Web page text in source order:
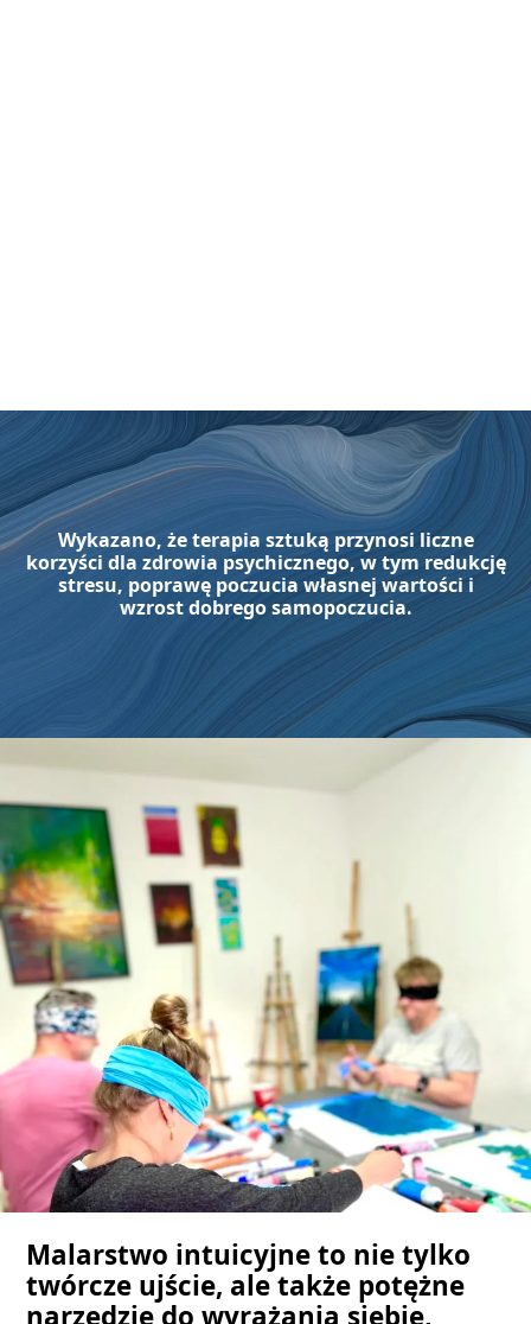
Wykazano, że terapia sztuką przynosi liczne
korzyści dla zdrowia psychicznego, w tym redukcję
stresu, poprawę poczucia własnej wartości i
wzrost dobrego samopoczucia.
Malarstwo intuicyjne to nie tylko
twórcze ujście, ale także potężne
narzędzie do wyrażania siebie,